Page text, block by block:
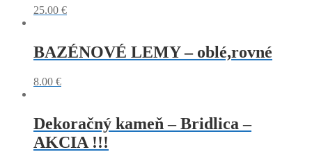
25.00 €
BAZÉNOVÉ LEMY – oblé,rovné
8.00 €
Dekoračný kameň – Bridlica –
AKCIA !!!